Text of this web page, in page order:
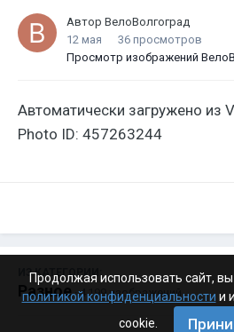
Автор ВелоВолгоград
12 мая
36 просмотров
Просмотр изображений
Автоматически загружено из
Photo ID: 457263244
ИЗ КАТЕГОРИИ:
Разное · 4 199 изображений
Продолжая использовать сайт,
политикой конфиденциальности и
cookie.